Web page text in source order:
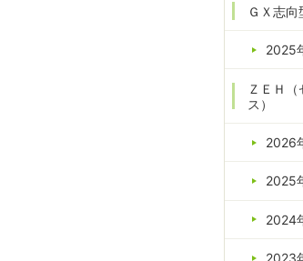
ＧＸ志向
2025
ＺＥＨ
ス）
2026
2025
2024